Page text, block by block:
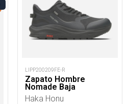
LIPP200209FE-R
Zapato Hombre
Nomade Baja
Haka Honu